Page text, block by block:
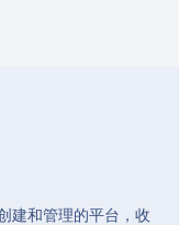
建和管理的平台，收